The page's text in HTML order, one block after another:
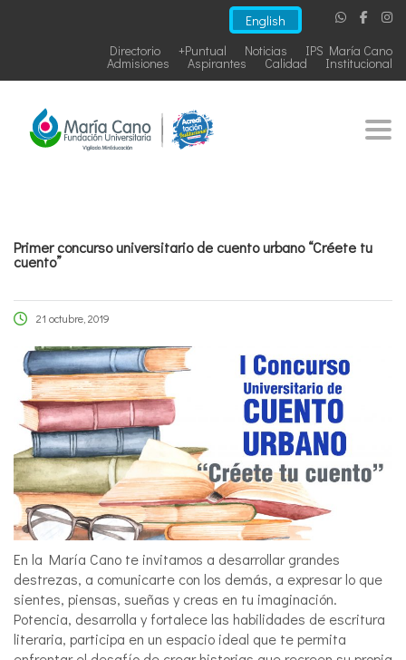
English
IPS María Cano
Noticias
+Puntual
Directorio
Institucional
Calidad
Aspirantes
Admisiones
Primer concurso universitario de cuento urbano “Créete tu
cuento”
21 octubre, 2019
En la María Cano te invitamos a desarrollar grandes
destrezas, a comunicarte con los demás, a expresar lo que
sientes, piensas, sueñas y creas en tu imaginación.
Potencia, desarrolla y fortalece las habilidades de escritura
literaria, participa en un espacio ideal que te permita